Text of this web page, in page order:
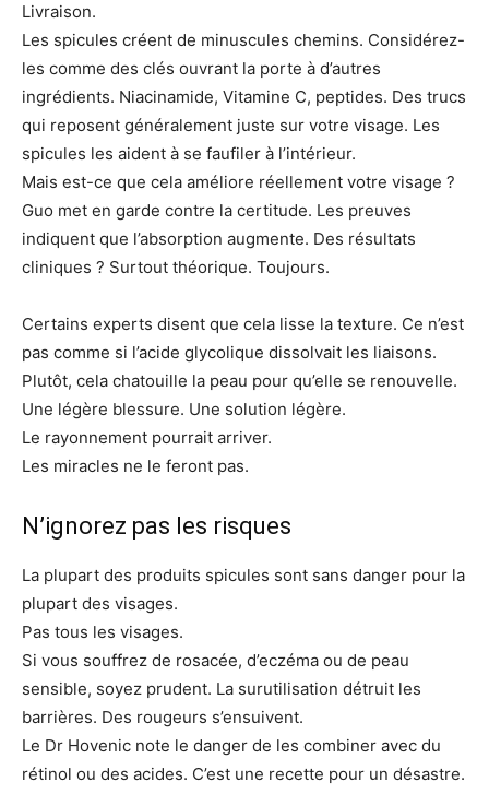
Livraison.
Les spicules créent de minuscules chemins. Considérez-
les comme des clés ouvrant la porte à d’autres
ingrédients. Niacinamide, Vitamine C, peptides. Des trucs
qui reposent généralement juste sur votre visage. Les
spicules les aident à se faufiler à l’intérieur.
Mais est-ce que cela améliore réellement votre visage ?
Guo met en garde contre la certitude. Les preuves
indiquent que l’absorption augmente. Des résultats
cliniques ? Surtout théorique. Toujours.
Certains experts disent que cela lisse la texture. Ce n’est
pas comme si l’acide glycolique dissolvait les liaisons.
Plutôt, cela chatouille la peau pour qu’elle se renouvelle.
Une légère blessure. Une solution légère.
Le rayonnement pourrait arriver.
Les miracles ne le feront pas.
N’ignorez pas les risques
La plupart des produits spicules sont sans danger pour la
plupart des visages.
Pas tous les visages.
Si vous souffrez de rosacée, d’eczéma ou de peau
sensible, soyez prudent. La surutilisation détruit les
barrières. Des rougeurs s’ensuivent.
Le Dr Hovenic note le danger de les combiner avec du
rétinol ou des acides. C’est une recette pour un désastre.